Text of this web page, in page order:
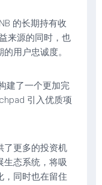
的长期持有收
来源的同时，也
用户忠诚度。
建了一个更加完
引入优质项
了更多的投资机
生态系统，将吸
，同时也在留住